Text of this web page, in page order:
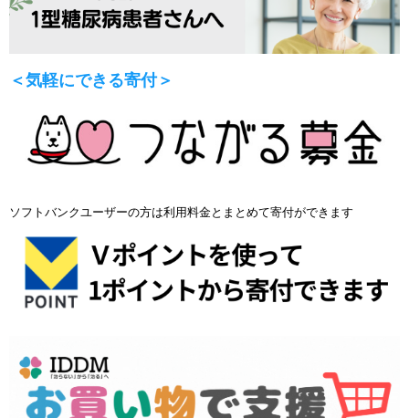
＜気軽にできる寄付＞
ソフトバンクユーザーの方は利用料金とまとめて寄付ができます